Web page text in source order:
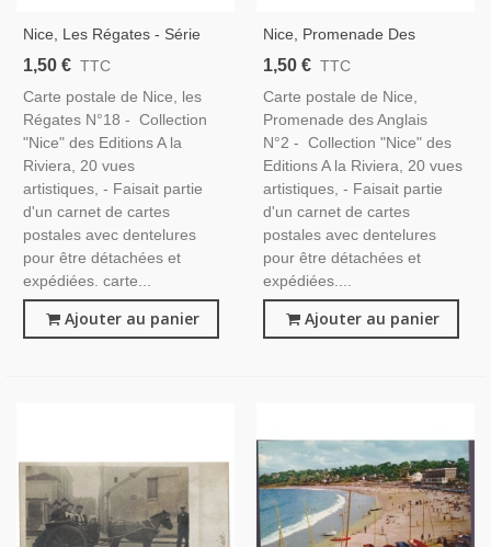
Nice, Les Régates - Série
Carnet Nice A La Riviera,
Maritimes, Port Nice,
Bateaux,
1,50 € TTC
Carte postale de Nice, les
Régates N°18 - Collection
"Nice" des Editions A la
Riviera, 20 vues
artistiques, - Faisait partie
d'un carnet de cartes
postales avec dentelures
pour être détachées et
expédiées. carte...
Ajouter au panier
Nice, Promenade Des
Anglais - Série Carnet Nice A
Alpes-Maritimes, Voitures
Années 1930,
1,50 € TTC
Carte postale de Nice,
Promenade des Anglais
N°2 - Collection "Nice" des
Editions A la Riviera, 20 vues
artistiques, - Faisait partie
d'un carnet de cartes
postales avec dentelures
pour être détachées et
expédiées....
Ajouter au panier